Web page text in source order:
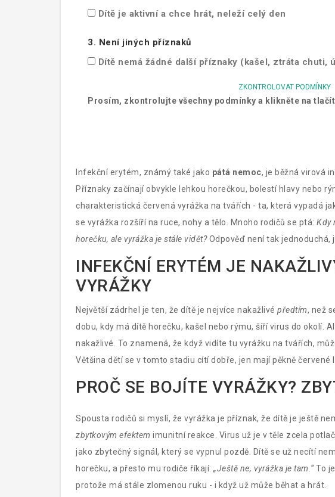
Dítě je aktivní a chce hrát, neleží celý den
3. Není jiných příznaků
Dítě nemá žádné další příznaky (kašel, ztráta chuti,
ZKONTROLOVAT PODMÍNKY
Prosím, zkontrolujte všechny podmínky a klikněte na
Infekční erytém, známý také jako pátá nemoc, je běžná virová
Příznaky začínají obvykle lehkou horečkou, bolestí hlavy nebo
charakteristická červená vyrážka na tvářích - ta, která vypadá
se vyrážka rozšíří na ruce, nohy a tělo. Mnoho rodičů se ptá: Kdy
horečku, ale vyrážka je stále vidět?Odpověď není tak jednoduchá,
INFEKČNÍ ERYTÉM JE
VYRÁŽKY
Největší zádrhel je ten, že dítě je nejvíce nakažlivé předtím, než
dobu, kdy má dítě horečku, kašel nebo rýmu, šíří virus do okolí.
nakažlivé. To znamená, že když vidíte tu vyrážku na tvářích,
Většina dětí se v tomto stadiu cítí dobře, jen mají pěkně červené
PROČ SE BOJÍTE VYRÁŽKY?
Spousta rodičů si myslí, že vyrážka je příznak, že dítě je ještě
zbytkovým efektem imunitní reakce. Virus už je v těle zcela
jako zbytečný signál, který se vypnul pozdě. Dítě se už necítí
horečku, a přesto mu rodiče říkají: „Ještě ne, vyrážka je tam.“To
protože má stále zlomenou ruku - i když už může běhat a hrát.